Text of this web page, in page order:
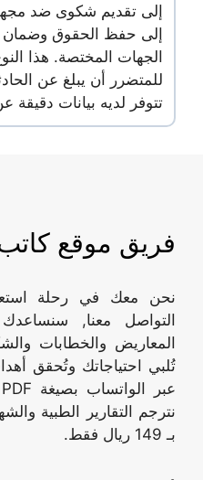
إلى تقديم شكوى ضد
إلى حفظ الحقوق وضمان
الجهات المختصة. هذا
للمتضرر أن يبلغ عن
تتوفر لديه بيانات دقيقة
فريق موقع
نحن معك في رحلة
التواصل معنا,
المعاريض والخطابات
تُلبي احتياجاتك وتُحقق
نترجم التقارير الطبية
بـ 149 ريال فقط.